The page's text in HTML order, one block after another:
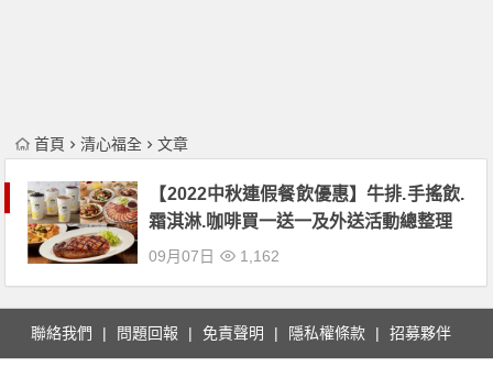
首頁 清心福全 文章
【2022中秋連假餐飲優惠】牛排.手搖飲.
霜淇淋.咖啡買一送一及外送活動總整理
09月07日 1,162
聯絡我們 問題回報 免責聲明 隱私權條款 招募夥伴